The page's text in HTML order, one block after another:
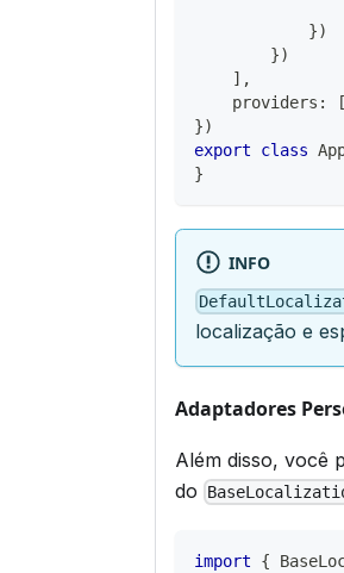
})
})
] ,
    providers
: [
})
export
class
}
INFO
localização e
Adaptadores
Além disso, você
do
import {